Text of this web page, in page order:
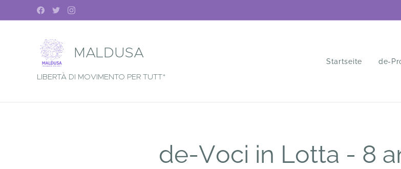
MALDUSA
LIBERTÀ DI MOVIMENTO PER TUTT*
Startseite de-
de-Voci in Lotta - 8